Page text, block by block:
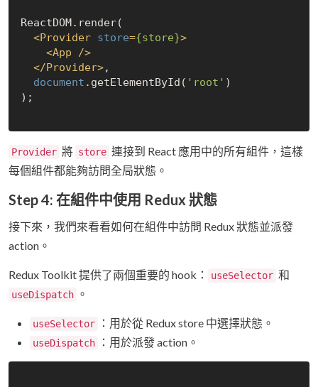
ReactDOM.render(
<Provider store={store}>
<App />
</Provider>,
document .getElementById( 'root' )
);
Provider 將 store 連接到 React 應用中的所有組件，這樣
每個組件都能夠訪問全局狀態。
Step 4: 在組件中使用 Redux 狀態
接下來，我們來看看如何在組件中訪問 Redux 狀態並派發
action。
Redux Toolkit 提供了兩個重要的 hook： useSelector 和
useDispatch 。
useSelector ：用於從 Redux store 中選擇狀態。
useDispatch ：用於派發 action。